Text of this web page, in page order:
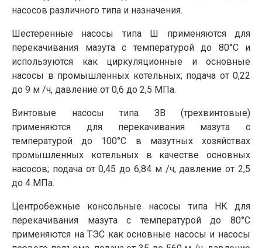
насосов различного типа и назначения.
Шестеренные насосы типа Ш применяются для
перекачивания мазута с температурой до 80°С и
используются как циркуляционные и основные
насосы в промышленных котельных; подача от 0,22
до 9 м /ч, давление от 0,6 до 2,5 МПа.
Винтовые насосы типа ЗВ (трехвинтовые)
применяются для перекачивания мазута с
температурой до 100°С в мазутных хозяйствах
промышленных ко­тельных в качестве основных
насосов; подача от 0,45 до 6,84 м /ч, давление от 2,5
до 4 МПа.
Центробежные консольные насосы типа НК для
перекачивания мазута с температурой до 80°С
применяются на ТЭС как основные насосы и насосы